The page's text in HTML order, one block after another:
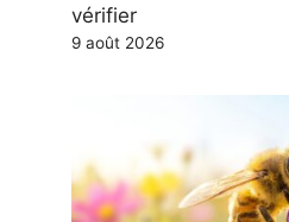
vérifier
9 août 2026